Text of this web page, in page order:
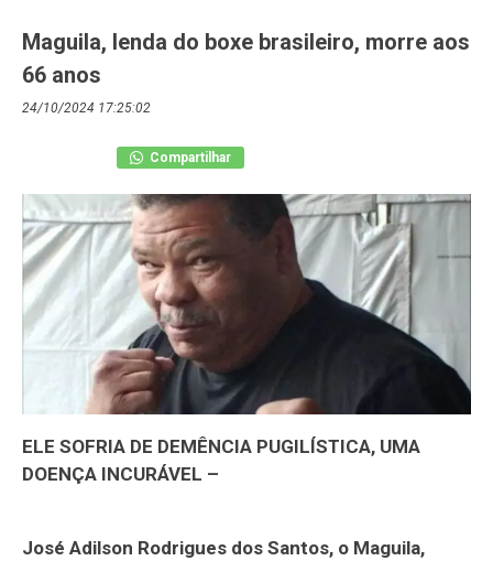
Maguila, lenda do boxe brasileiro, morre aos
66 anos
24/10/2024 17:25:02
Compartilhar
ELE SOFRIA DE DEMÊNCIA PUGILÍSTICA, UMA
DOENÇA INCURÁVEL –
José Adilson Rodrigues dos Santos, o Maguila,